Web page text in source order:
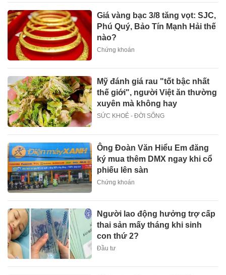
Giá vàng bạc 3/8 tăng vọt: SJC,
Phú Quý, Bảo Tín Mạnh Hải thế
nào?
Chứng khoán
Mỹ đánh giá rau "tốt bậc nhất
thế giới", người Việt ăn thường
xuyên mà không hay
SỨC KHOẺ - ĐỜI SỐNG
Ông Đoàn Văn Hiểu Em đăng
ký mua thêm DMX ngay khi cổ
phiếu lên sàn
Chứng khoán
Người lao động hưởng trợ cấp
thai sản mấy tháng khi sinh
con thứ 2?
Đầu tư